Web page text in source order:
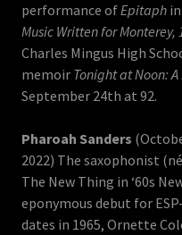
performance ofEpitaph
Music Written for Monterey,
Charles Mingus High
memoir Tonight at Noon: A
September 24th at 92.
Pharoah Sanders
2022) The saxophonist
The New Thing in ‘60s
eponymous debut for
dates in 1965, Ornette